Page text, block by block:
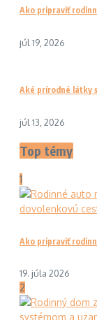
Ako pripraviť
júl 19, 2026
Aké prírodné látky
júl 13, 2026
Top témy
1
Ako pripraviť
19. júla 2026
2